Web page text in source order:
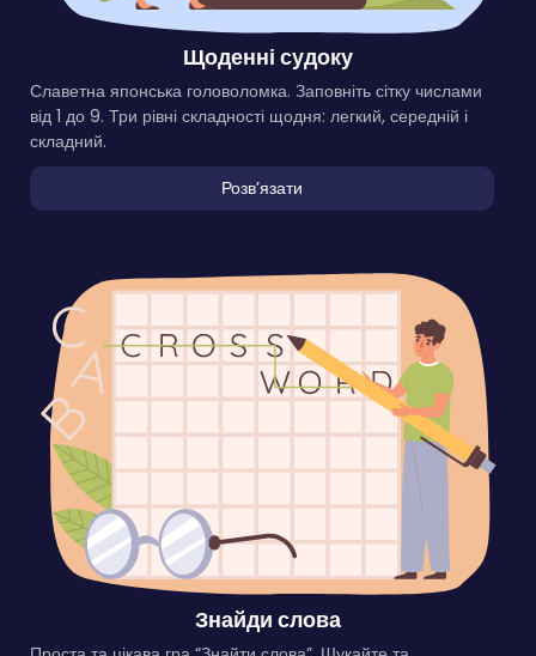
Щоденні судоку
Славетна японська головоломка. Заповніть сітку числами
від 1 до 9. Три рівні складності щодня: легкий, середній і
складний.
Розвʼязати
Знайди слова